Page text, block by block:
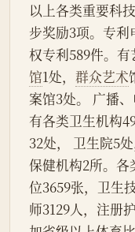
以上各类重要科
步奖励3项。专利
权专利589件。
馆1处， 群众艺术
案馆3处。 广播
有各类卫生机构
32处， 卫生院5
保健机构2所。各
位3659张，卫生
师3129人，注册